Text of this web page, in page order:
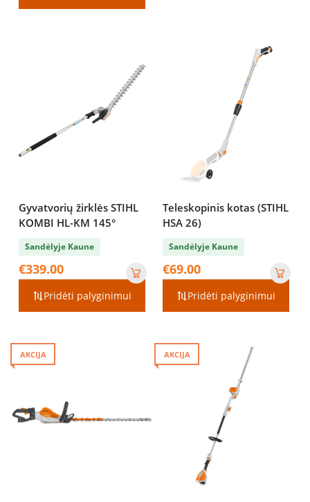
Gyvatvorių žirklės STIHL
KOMBI HL-KM 145°
Sandėlyje Kaune
€339.00
Pridėti palyginimui
Teleskopinis kotas (STIHL
HSA 26)
Sandėlyje Kaune
€69.00
Pridėti palyginimui
AKCIJA AKCIJA